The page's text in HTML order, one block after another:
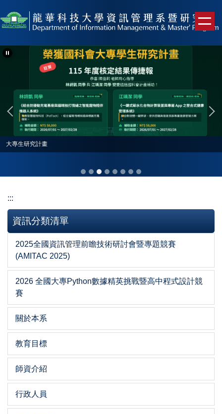
到
內
大專生研究計畫
:::
資訊分類清單
2025全國資訊管理前瞻技術研討會暨專題競賽
(AMITAC 2025)
2026 全國大專Python數據精英挑戰暨高中程式設計競
賽
關於本系
教育目標
師資介紹
行政人員